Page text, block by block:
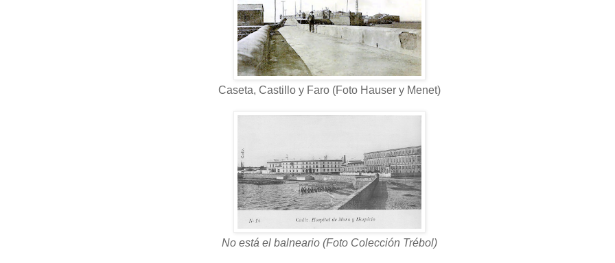
Caseta, Castillo y Faro (Foto Hauser y Menet)
No está el balneario (Foto Colección Trébol)